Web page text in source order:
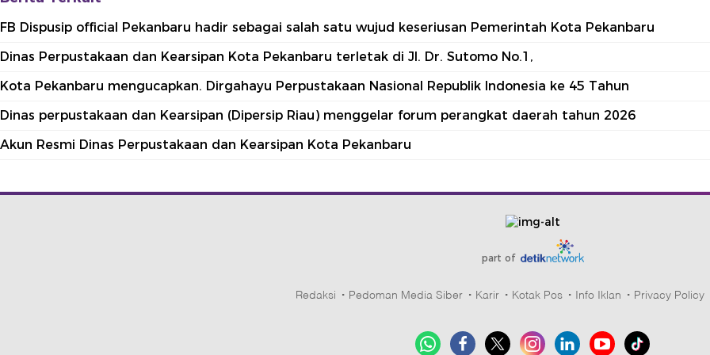
FB Dispusip official Pekanbaru hadir sebagai salah satu wujud keseriusan Pemerintah Kota Pekanbaru
Dinas Perpustakaan dan Kearsipan Kota Pekanbaru terletak di Jl. Dr. Sutomo No.1,
Kota Pekanbaru mengucapkan. Dirgahayu Perpustakaan Nasional Republik Indonesia ke 45 Tahun
Dinas perpustakaan dan Kearsipan (Dipersip Riau) menggelar forum perangkat daerah tahun 2026
Akun Resmi Dinas Perpustakaan dan Kearsipan Kota Pekanbaru
part of
Redaksi Pedoman Media Siber Karir Kotak Pos Info Iklan Privacy Policy